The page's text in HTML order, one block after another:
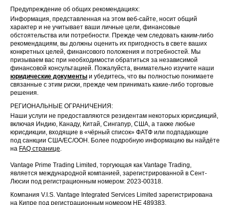
Предупреждение об общих рекомендациях:
Информация, представленная на этом веб-сайте, носит общий
характер и не учитывает ваши личные цели, финансовые
обстоятельства или потребности. Прежде чем следовать каким-либо
рекомендациям, вы должны оценить их пригодность в свете ваших
конкретных целей, финансового положения и потребностей. Мы
призываем вас при необходимости обратиться за независимой
финансовой консультацией. Пожалуйста, внимательно изучите наши
юридические документы и убедитесь, что вы полностью понимаете
связанные с этим риски, прежде чем принимать какие-либо торговые
решения.
РЕГИОНАЛЬНЫЕ ОГРАНИЧЕНИЯ:
Наши услуги не предоставляются резидентам некоторых юрисдикций,
включая Индию, Канаду, Китай, Сингапур, США, а также любые
юрисдикции, входящие в «чёрный список» ФАТФ или подпадающие
под санкции США/ЕС/ООН. Более подробную информацию вы найдёте
на FAQ странице.
Vantage Prime Trading Limited, торгующая как Vantage Trading,
является международной компанией, зарегистрированной в Сент-
Люсии под регистрационным номером: 2023-00318.
Компания V.I.S. Vantage Integrated Services Limited зарегистрирована
на Кипре под регистрационным номером HE 489383.